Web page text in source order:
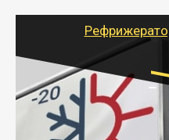
для погрузочно-
Газель (1,5 и 3